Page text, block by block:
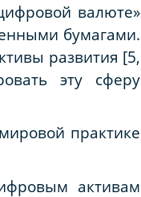
валюте»
бумагами.
развития [5,
эту сферу
практике
активам